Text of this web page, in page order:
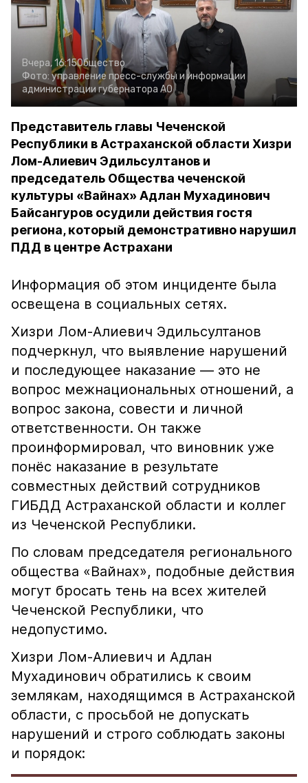
Вчера, 16:15Общество
Фото: управление пресс-службы и информации
администрации губернатора АО
Представитель главы Чеченской
Республики в Астраханской области Хизри
Лом-Алиевич Эдильсултанов и
председатель Общества чеченской
культуры «Вайнах» Адлан Мухадинович
Байсангуров осудили действия гостя
региона, который демонстративно нарушил
ПДД в центре Астрахани
Информация об этом инциденте была
освещена в социальных сетях.
Хизри Лом-Алиевич Эдильсултанов
подчеркнул, что выявление нарушений
и последующее наказание — это не
вопрос межнациональных отношений, а
вопрос закона, совести и личной
ответственности. Он также
проинформировал, что виновник уже
понёс наказание в результате
совместных действий сотрудников
ГИБДД Астраханской области и коллег
из Чеченской Республики.
По словам председателя регионального
общества «Вайнах», подобные действия
могут бросать тень на всех жителей
Чеченской Республики, что
недопустимо.
Хизри Лом-Алиевич и Адлан
Мухадинович обратились к своим
землякам, находящимся в Астраханской
области, с просьбой не допускать
нарушений и строго соблюдать законы
и порядок: